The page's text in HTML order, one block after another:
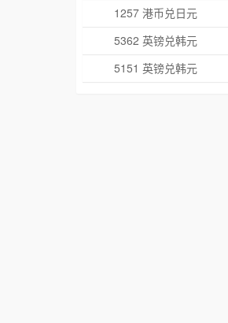
1257 港币兑日元
5362 英镑兑韩元
5151 英镑兑韩元